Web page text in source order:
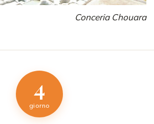
Conceria Chouara
4
giorno